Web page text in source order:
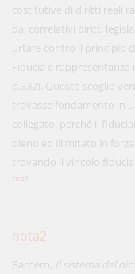
costitutive di diritti reali
dai correlativi diritti
urtare contro il principio
Fiducia e
p.332). Questo scoglio
trovasse fondamento in
collegato, perché il
pieno ed illimitato in
trovando il vincolo
top1
nota2
Barbero, Il sistema del